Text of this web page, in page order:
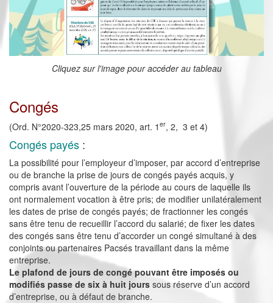
Cliquez sur l'image pour accéder au tableau
Congés
(Ord. N°2020-323,25 mars 2020, art. 1 er, 2, 3 et 4)
Congés payés :
La possibilité pour l’employeur d’imposer, par accord d’entreprise
ou de branche la prise de jours de congés payés acquis, y
compris avant l’ouverture de la période au cours de laquelle ils
ont normalement vocation à être pris; de modifier unilatéralement
les dates de prise de congés payés; de fractionner les congés
sans être tenu de recueillir l’accord du salarié; de fixer les dates
des congés sans être tenu d’accorder un congé simultané à des
conjoints ou partenaires Pacsés travaillant dans la même
entreprise.
Le plafond de jours de congé pouvant être imposés ou
modifiés passe de six à huit jours sous réserve d’un accord
d’entreprise, ou à défaut de branche.